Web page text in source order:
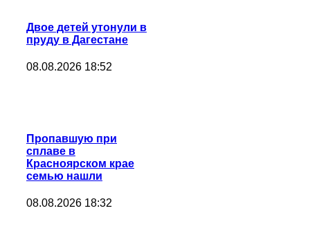
Двое детей утонули в
пруду в Дагестане
08.08.2026 18:52
Пропавшую при
сплаве в
Красноярском крае
семью нашли
08.08.2026 18:32